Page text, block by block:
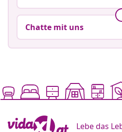
Chatte mit uns
Lebe das